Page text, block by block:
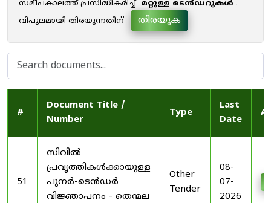
സമീപകാലത്ത് പ്രസിദ്ധീകരിച്ച് മറ്റുള്ള ടെൻഡറുകൾ .
വിപുലമായി തിരയുന്നതിന്
തിരയുക
#
Document Title /
Number
Type
Last
Date
51
സിവിൽ
പ്രവൃത്തികൾക്കായുള്ള
പുനർ-ടെൻഡർ
വിജ്ഞാപനം - തെന്മല
Other
Tender
08-
07-
2026